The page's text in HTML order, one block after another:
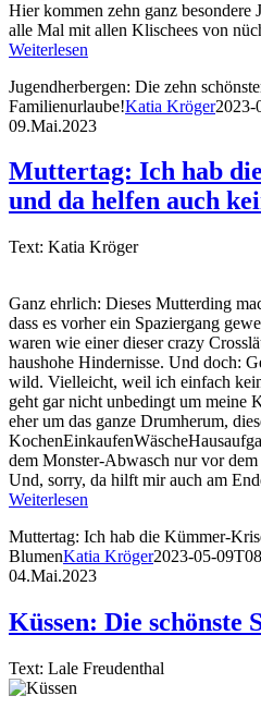
Hier kommen zehn ganz besondere
alle Mal mit allen Klischees von
Weiterlesen
Jugendherbergen: Die zehn
Familienurlaube!Katia Kröger2023-
09.Mai.2023
Muttertag: Ich hab
und da helfen auch
Text: Katia Kröger
Ganz ehrlich: Dieses Mutterding
dass es vorher ein Spaziergang
waren wie einer dieser crazy
haushohe Hindernisse. Und doch:
wild. Vielleicht, weil ich einfach
geht gar nicht unbedingt um meine
eher um das ganze Drumherum,
dem Monster-Abwasch nur vor
Und, sorry, da hilft mir auch am
Weiterlesen
Muttertag: Ich hab die Kümmer-
BlumenKatia Kröger2023-05-
04.Mai.2023
Küssen: Die schönste
Text: Lale Freudenthal